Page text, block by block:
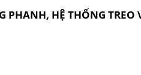
PHANH, HỆ THỐNG TREO